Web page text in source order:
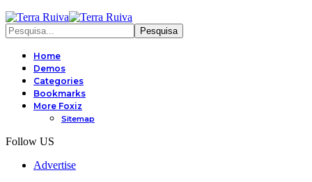
Home
Demos
Categories
Bookmarks
More Foxiz
Sitemap
Follow US
Advertise